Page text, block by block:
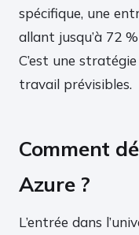
spécifique, une
allant jusqu’à 72
C’est une
travail prévisibles.
Comment
Azure ?
L’entrée dans